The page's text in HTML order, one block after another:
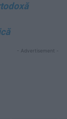
- Advertisement -